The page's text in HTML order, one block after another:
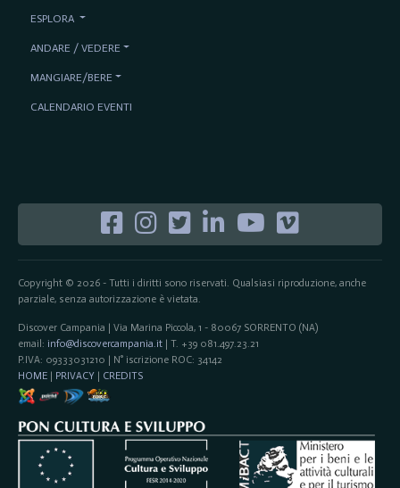
Copyright © 2026 - Tutti i diritti sono riservati. Qualsiasi riproduzione, anche
parziale, senza autorizzazione è vietata.
Discover Campania | Via Marina Piccola, 1 - 80067 SORRENTO (NA)
email: info@discovercampania.it| T. +39 081.497.23.21
P.IVA: 09333031210 | N° iscrizione ROC: 34142
HOME| PRIVACY | CREDITS
ESPLORA
ANDARE / VEDERE
MANGIARE/BERE
CALENDARIO EVENTI